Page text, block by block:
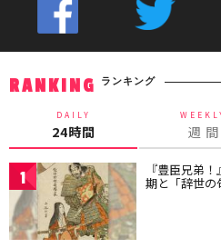
RANKING ランキング
DAILY
24時間 週 間
1 『豊臣兄弟
期と「辞世